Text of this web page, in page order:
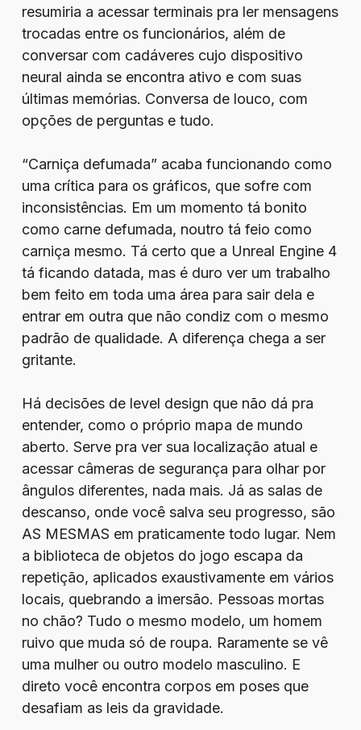
resumiria a acessar terminais pra ler mensagens
trocadas entre os funcionários, além de
conversar com cadáveres cujo dispositivo
neural ainda se encontra ativo e com suas
últimas memórias. Conversa de louco, com
opções de perguntas e tudo.
“Carniça defumada” acaba funcionando como
uma crítica para os gráficos, que sofre com
inconsistências. Em um momento tá bonito
como carne defumada, noutro tá feio como
carniça mesmo. Tá certo que a Unreal Engine 4
tá ficando datada, mas é duro ver um trabalho
bem feito em toda uma área para sair dela e
entrar em outra que não condiz com o mesmo
padrão de qualidade. A diferença chega a ser
gritante.
Há decisões de level design que não dá pra
entender, como o próprio mapa de mundo
aberto. Serve pra ver sua localização atual e
acessar câmeras de segurança para olhar por
ângulos diferentes, nada mais. Já as salas de
descanso, onde você salva seu progresso, são
AS MESMAS em praticamente todo lugar. Nem
a biblioteca de objetos do jogo escapa da
repetição, aplicados exaustivamente em vários
locais, quebrando a imersão. Pessoas mortas
no chão? Tudo o mesmo modelo, um homem
ruivo que muda só de roupa. Raramente se vê
uma mulher ou outro modelo masculino. E
direto você encontra corpos em poses que
desafiam as leis da gravidade.